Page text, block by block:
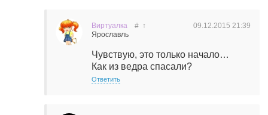
Виртуалка
Ярославль
09.12.2015 21:39
# ↑
Чувствую, это только начало…
Как из ведра спасали?
Ответить